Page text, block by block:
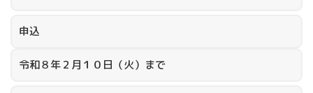
申込
令和８年２月１０日（火）まで